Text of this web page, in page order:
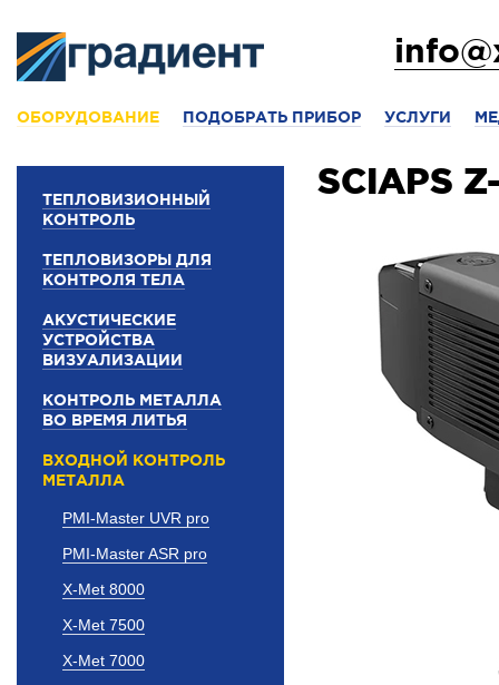
ОБОРУДОВАНИЕ ПОДОБРАТЬ ПРИБОР УСЛУГИ
ТЕПЛОВИЗИОННЫЙ
КОНТРОЛЬ
ТЕПЛОВИЗОРЫ ДЛЯ
КОНТРОЛЯ ТЕЛА
АКУСТИЧЕСКИЕ
УСТРОЙСТВА
ВИЗУАЛИЗАЦИИ
КОНТРОЛЬ МЕТАЛЛА
ВО ВРЕМЯ ЛИТЬЯ
ВХОДНОЙ КОНТРОЛЬ
МЕТАЛЛА
PMI-Master UVR pro
PMI-Master ASR pro
X-Met 8000
X-Met 7500
X-Met 7000
SCIAPS